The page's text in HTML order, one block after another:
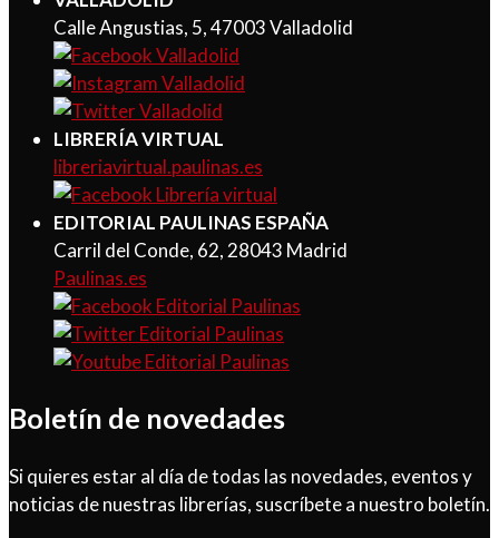
Calle Angustias, 5, 47003 Valladolid
LIBRERÍA VIRTUAL
libreriavirtual.paulinas.es
EDITORIAL PAULINAS ESPAÑA
Carril del Conde, 62, 28043 Madrid
Paulinas.es
Boletín de novedades
Si quieres estar al día de todas las novedades, eventos y
noticias de nuestras librerías, suscríbete a nuestro boletín.